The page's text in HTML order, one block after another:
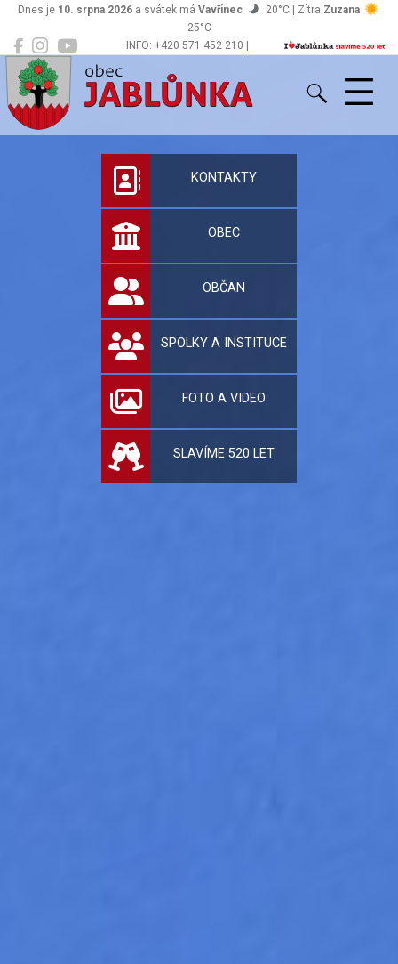
INFO: +420 571 452 210 |
Dnes je 10. srpna 2026 a svátek má Vavřinec 20°C | Zítra Zuzana
25°C
Jablůnka
Oficiální stránky
KONTAKTY
OBEC
OBČAN
SPOLKY A INSTITUCE
FOTO A VIDEO
SLAVÍME 520 LET